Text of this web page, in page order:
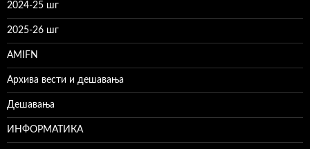
2024-25 шг
2025-26 шг
AMIFN
Архива вести и дешавања
Дешавања
ИНФОРМАТИКА